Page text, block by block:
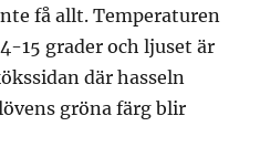
få allt. Temperaturen
15 grader och ljuset är
där hasseln
gröna färg blir